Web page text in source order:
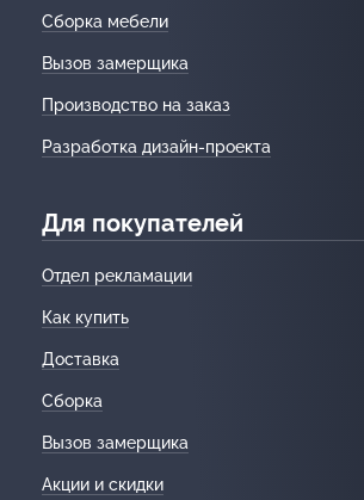
Сборка мебели
Вызов замерщика
Производство на заказ
Разработка дизайн-проекта
Для покупателей
Отдел рекламации
Как купить
Доставка
Сборка
Вызов замерщика
Акции и скидки